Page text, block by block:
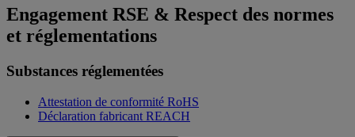
Engagement RSE & Respect des normes
et réglementations
Substances réglementées
Attestation de conformité RoHS
Déclaration fabricant REACH